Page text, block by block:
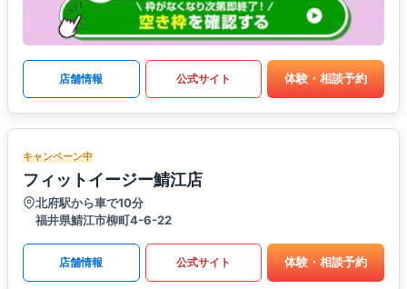
店舗情報 公式サイト 体験・相談予約
キャンペーン中
フィットイージー鯖江店
北府駅から車で10分
福井県鯖江市柳町4-6-22
店舗情報 公式サイト 体験・相談予約